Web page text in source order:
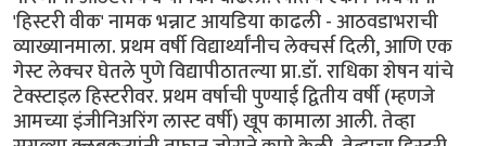
'हिस्टरी वीक' नामक भन्नाट आयडिया काढली - आठवडाभराची
व्याख्यानमाला. प्रथम वर्षी विद्यार्थ्यांनीच लेक्चर्स दिली, आणि एक
गेस्ट लेक्चर घेतले पुणे विद्यापीठातल्या प्रा.डॉ. राधिका शेषन यांचे
टेक्स्टाइल हिस्टरीवर. प्रथम वर्षाची पुण्याई द्वितीय वर्षी (म्हणजे
आमच्या इंजीनिअरिंग लास्ट वर्षी) खूप कामाला आली. तेव्हा